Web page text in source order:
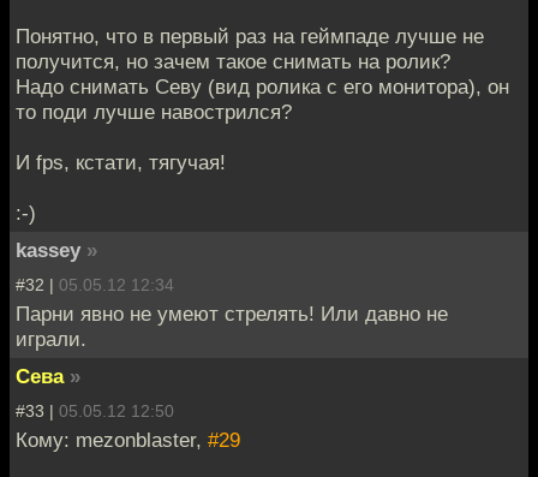
Понятно, что в первый раз на геймпаде лучше не
получится, но зачем такое снимать на ролик?
Надо снимать Севу (вид ролика с его монитора), он
то поди лучше навострился?
И fps, кстати, тягучая!
:-)
kassey »
#32 | 05.05.12 12:34
Парни явно не умеют стрелять! Или давно не
играли.
Сева »
#33 | 05.05.12 12:50
Кому: mezonblaster, #29